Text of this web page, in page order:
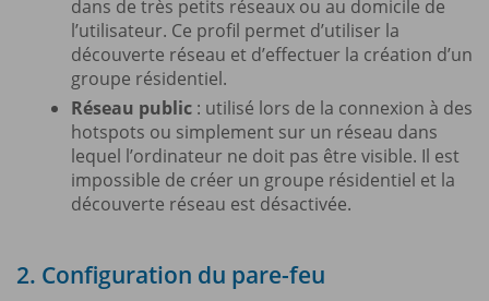
dans de très petits réseaux ou au domicile de
l’utilisateur. Ce profil permet d’utiliser la
découverte réseau et d’effectuer la création d’un
groupe résidentiel.
Réseau public : utilisé lors de la connexion à des
hotspots ou simplement sur un réseau dans
lequel l’ordinateur ne doit pas être visible. Il est
impossible de créer un groupe résidentiel et la
découverte réseau est désactivée.
2. Configuration du pare-feu